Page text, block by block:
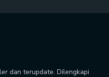
dan terupdate. Dilengkapi